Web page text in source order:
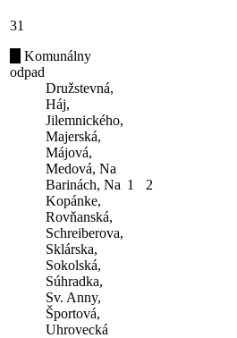
31
Komunálny
odpad
Družstevná,
Háj,
Jilemnického,
Majerská,
Májová,
Medová, Na
Barinách, Na
Kopánke,
Rovňanská,
Schreiberova,
Sklárska,
Sokolská,
Súhradka,
Sv. Anny,
Športová,
Uhrovecká
1 2